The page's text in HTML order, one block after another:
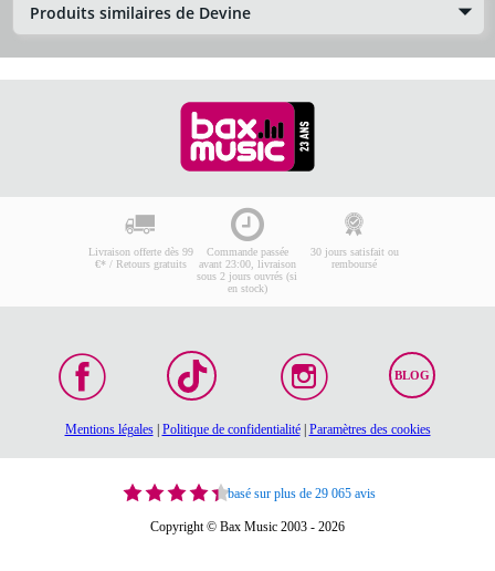
Produits similaires de Devine
Livraison offerte dès 99
€* / Retours gratuits
Commande passée
avant 23:00, livraison
sous 2 jours ouvrés (si
en stock)
30 jours satisfait ou
remboursé
BLOG
Mentions légales| Politique de confidentialité| Paramètres des cookies
basé sur plus de 29 065 avis
Copyright © Bax Music 2003 - 2026